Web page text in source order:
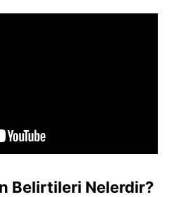
Belirtileri Nelerdir?